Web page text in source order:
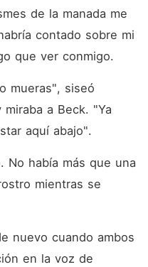
de la manada me
contado sobre mi
que ver conmigo.
mueras", siseó
a Beck. "Ya
aquí abajo".
No había más que una
mientras se
nuevo cuando ambos
en la voz de